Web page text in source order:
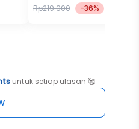
Rp219.000 -36%
untuk setiap ulasan 🥰